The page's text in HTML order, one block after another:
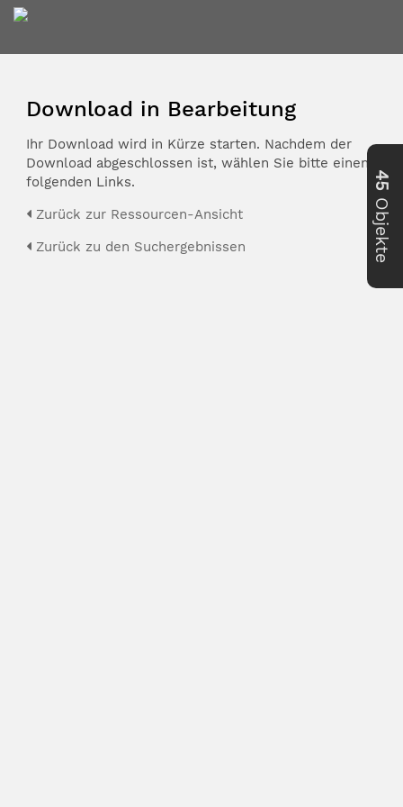
Download in Bearbeitung
Ihr Download wird in Kürze starten. Nachdem der
Download abgeschlossen ist, wählen Sie bitte einen der
folgenden Links.
Zurück zur Ressourcen-Ansicht
Zurück zu den Suchergebnissen
45
Objekte